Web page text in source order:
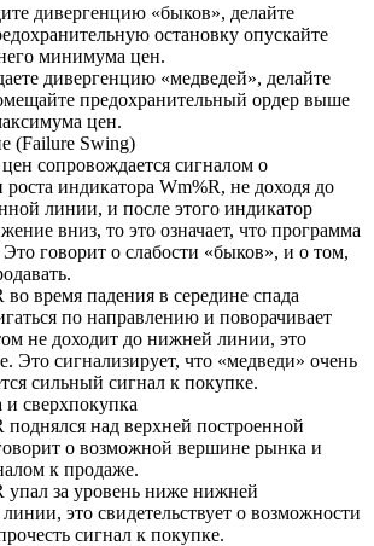
дивергенцию «быков», делайте
остановку опускайте
минимума цен.
дивергенцию «медведей», делайте
предохранительный ордер выше
цен.
(Failure Swing)
сопровождается сигналом о
индикатора Wm%R, не доходя до
линии, и после этого индикатор
вниз, то это означает, что программа
Это говорит о слабости «быков», и о том,
во время падения в середине спада
по направлению и поворачивает
не доходит до нижней линии, это
Это сигнализирует, что «медведи» очень
сильный сигнал к покупке.
сверхпокупка
поднялся над верхней построенной
о возможной вершине рынка и
к продаже.
упал за уровень ниже нижней
это свидетельствует о возможности
сигнал к покупке.